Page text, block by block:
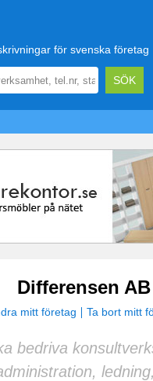
för svenska företag
Differensen AB
mitt företag Ta bort mitt
bedriva